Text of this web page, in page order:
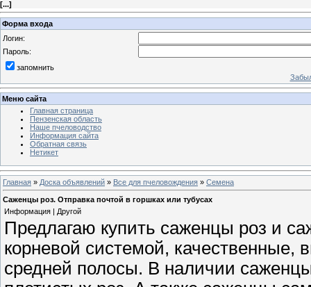
[...]
Форма входа
Логин:
Пароль:
запомнить
Меню сайта
Главная страница
Пензенская область
Наше пчеловодство
Информация сайта
Обратная связь
Нетикет
Главная » Доска объявлений » Все для пчеловождения » Семена
Саженцы роз. Отправка почтой в горшках или тубусах
Информация | Другой
Предлагаю купить саженцы роз и
корневой системой, качественные,
средней полосы. В наличии